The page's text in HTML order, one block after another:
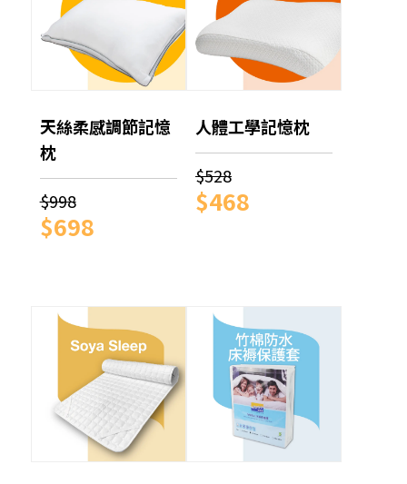
天絲柔感調節記憶
枕
$998
$698
人體工學記憶枕
$528
$468